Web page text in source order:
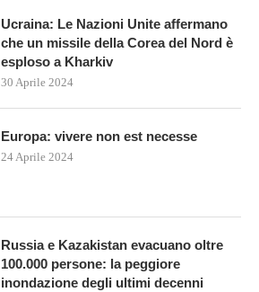
Ucraina: Le Nazioni Unite affermano
che un missile della Corea del Nord è
esploso a Kharkiv
30 Aprile 2024
Europa: vivere non est necesse
24 Aprile 2024
Russia e Kazakistan evacuano oltre
100.000 persone: la peggiore
inondazione degli ultimi decenni